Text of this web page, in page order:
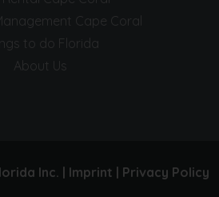
Cape Coral
to do Florida
About Us
Inc. | Imprint | Privacy Policy